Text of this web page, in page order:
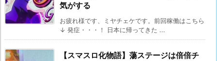
気がする
お疲れ様です、ミヤチェケです。前回稼働はこちら
↓ 発症・・・！ 日本に帰ってきた ...
【スマスロ化物語】蕩ステージは倍倍チ